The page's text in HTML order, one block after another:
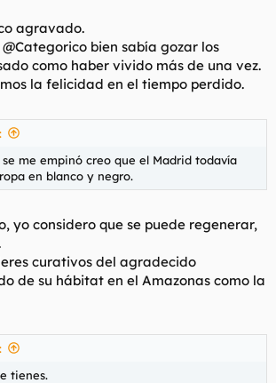
es silencio.
agravado.
bien sabía gozar los
como haber vivido más de una vez.
la felicidad en el tiempo perdido.
me empinó creo que el Madrid todavía
en blanco y negro.
yo considero que se puede regenerar,
curativos del agradecido
de su hábitat en el Amazonas como la
tienes.